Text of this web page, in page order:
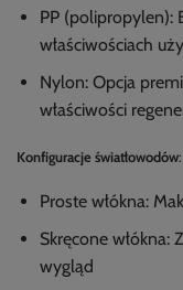
PP (polipropylen):
właściwościach
Nylon: Opcja
właściwości
Konfiguracje światłowodów:
Proste włókna:
Skręcone włókna:
wygląd